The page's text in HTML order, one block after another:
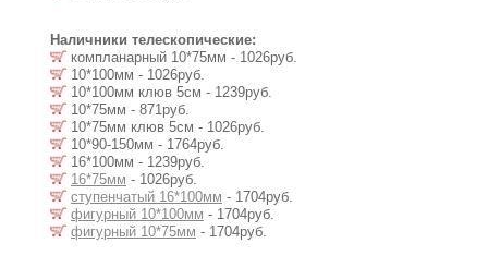
Наличники телескопические:
компланарный 10*75мм - 1026руб.
10*100мм - 1026руб.
10*100мм клюв 5см - 1239руб.
10*75мм - 871руб.
10*75мм клюв 5см - 1026руб.
10*90-150мм - 1764руб.
16*100мм - 1239руб.
16*75мм - 1026руб.
ступенчатый 16*100мм - 1704руб.
фигурный 10*100мм - 1704руб.
фигурный 10*75мм - 1704руб.